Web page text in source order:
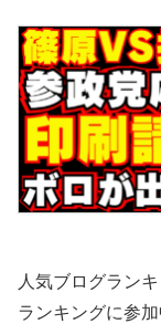
人気ブログラン
ランキングに参加